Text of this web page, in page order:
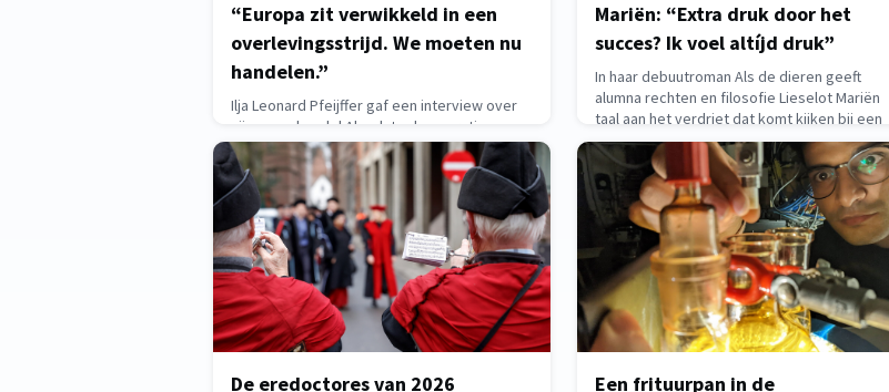
“Europa zit verwikkeld in een
overlevingsstrijd. We moeten nu
handelen.”
Ilja Leonard Pfeijffer gaf een interview over
zijn essaybundel Absolute democratie, een
boek waarmee hij langs universiteiten trok
om in gesprek te gaan met studenten. Dat hij
heimwee heeft naar zijn vroegere optimisme,
bekent Ilja Leonard Pfeijffer. Een wat somber
statement, maar één dat te begrijpen va
May 11, 2026
Mariën: “Extra druk door het
succes? Ik voel altíjd druk”
In haar debuutroman Als de dieren geeft
alumna rechten en filosofie Lieselot Mariën
taal aan het verdriet dat komt kijken bij een
postnatale depressie. Het carrièreverloop
van schrijver en podcastmaker Lieselot
Mariën doet denken aan een wild in het rond
springende stuiterbal. Ze studeerde filosofie
en r
May 7, 2026
De eredoctores van 2026
Een frituurpan in de